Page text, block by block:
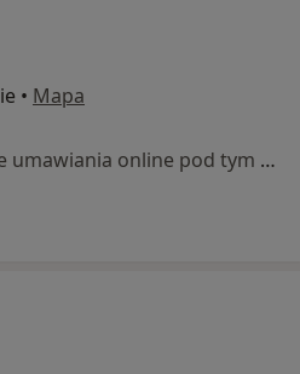
• Mapa
Specjalista nie oferuje umawiania online pod tym adresem.